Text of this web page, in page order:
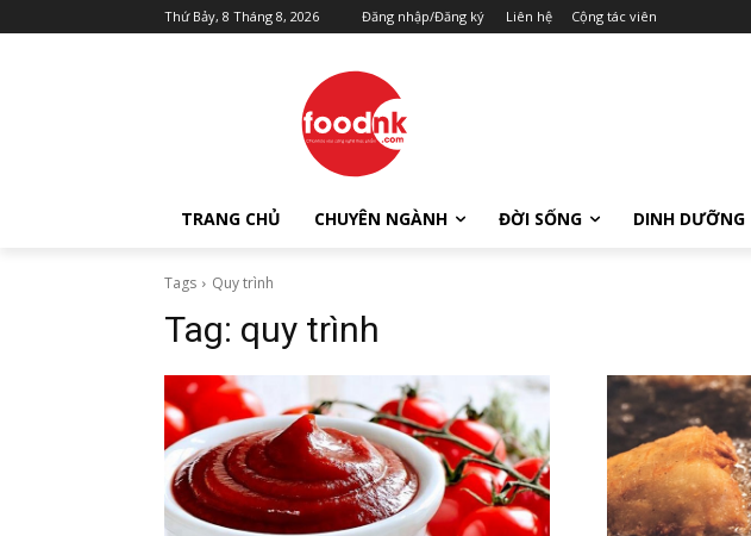
Thứ Bảy, 8 Tháng 8, 2026 Đăng nhập/Đăng ký Liên hệ Cộng tác viên
TRANG CHỦ CHUYÊN NGÀNH ĐỜI SỐNG DINH DƯỠNG
Tags Quy trình
Tag: quy trình